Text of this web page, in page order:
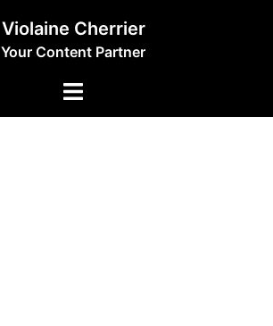
Violaine Cherrier
Your Content Partner